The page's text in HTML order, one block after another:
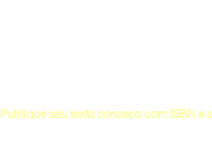
Publique seu texto conosco com ISBN